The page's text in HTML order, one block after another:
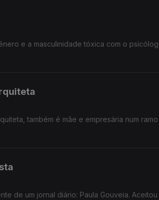
e ativismo político - são temas da
Raposo, presidente da UMAR Açores.
e a masculinidade tóxica com o
e Maria José Raposo, presidente da
também é mãe e empresária num
Raposo, da Umar Açores.
de um jornal diário: Paula Gouveia.